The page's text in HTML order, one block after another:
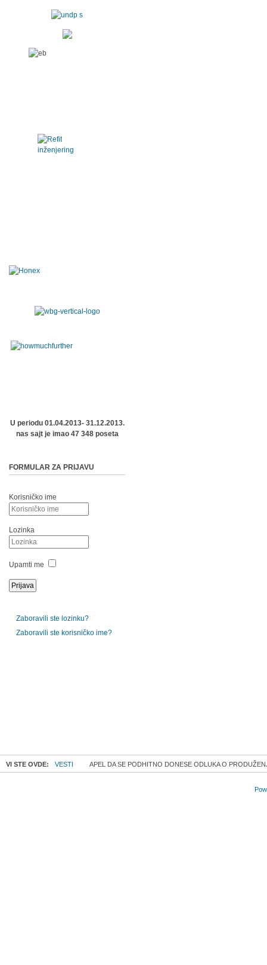
U periodu 01.04.2013- 31.12.2013.
nas sajt je imao 47 348 poseta
FORMULAR ZA PRIJAVU
Korisničko ime
Lozinka
Upamti me
Zaboravili ste lozinku?
Zaboravili ste korisničko ime?
VI STE OVDE: VESTI APEL DA SE PODHITNO DONESE ODLUKA O